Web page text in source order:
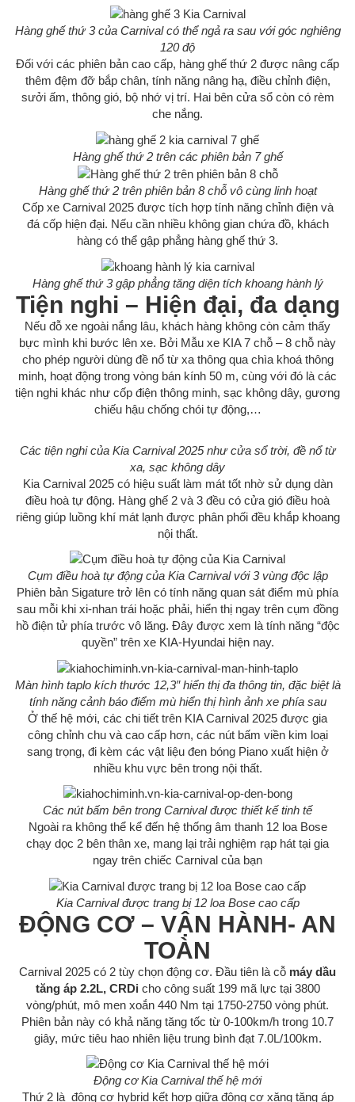
Hàng ghế thứ 3 của Carnival có thể ngả ra sau với góc nghiêng
120 độ
Đối với các phiên bản cao cấp, hàng ghế thứ 2 được nâng cấp
thêm đệm đỡ bắp chân, tính năng nâng hạ, điều chỉnh điện,
sưởi ấm, thông gió, bộ nhớ vị trí. Hai bên cửa sổ còn có rèm
che nắng.
Hàng ghế thứ 2 trên các phiên bản 7 ghế
Hàng ghế thứ 2 trên phiên bản 8 chỗ vô cùng linh hoạt
Cốp xe Carnival 2025 được tích hợp tính năng chỉnh điện và
đá cốp hiện đại. Nếu cần nhiều không gian chứa đồ, khách
hàng có thể gập phẳng hàng ghế thứ 3.
Hàng ghế thứ 3 gập phẳng tăng diện tích khoang hành lý
Tiện nghi – Hiện đại, đa dạng
Nếu đỗ xe ngoài nắng lâu, khách hàng không còn cảm thấy
bực mình khi bước lên xe. Bởi Mẫu xe KIA 7 chỗ – 8 chỗ này
cho phép người dùng đề nổ từ xa thông qua chìa khoá thông
minh, hoạt động trong vòng bán kính 50 m, cùng với đó là các
tiện nghi khác như cốp điện thông minh, sạc không dây, gương
chiếu hậu chống chói tự động,…
Các tiện nghi của Kia Carnival 2025 như cửa sổ trời, đề nổ từ
xa, sạc không dây
Kia Carnival 2025 có hiệu suất làm mát tốt nhờ sử dụng dàn
điều hoà tự động. Hàng ghế 2 và 3 đều có cửa gió điều hoà
riêng giúp luồng khí mát lạnh được phân phối đều khắp khoang
nội thất.
Cụm điều hoà tự động của Kia Carnival với 3 vùng độc lập
Phiên bản Sigature trở lên có tính năng quan sát điểm mù phía
sau mỗi khi xi-nhan trái hoặc phải, hiển thị ngay trên cụm đồng
hồ điện tử phía trước vô lăng. Đây được xem là tính năng “độc
quyền” trên xe KIA-Hyundai hiện nay.
Màn hình taplo kích thước 12,3″ hiển thị đa thông tin, đặc biệt là
tính năng cảnh báo điểm mù hiển thị hình ảnh xe phía sau
Ở thế hệ mới, các chi tiết trên KIA Carnival 2025 được gia
công chỉnh chu và cao cấp hơn, các nút bấm viền kim loại
sang trọng, đi kèm các vật liệu đen bóng Piano xuất hiện ở
nhiều khu vực bên trong nội thất.
Các nút bấm bên trong Carnival được thiết kế tinh tế
Ngoài ra không thể kể đến hệ thống âm thanh 12 loa Bose
chạy dọc 2 bên thân xe, mang lại trải nghiệm rạp hát tại gia
ngay trên chiếc Carnival của bạn
Kia Carnival được trang bị 12 loa Bose cao cấp
ĐỘNG CƠ – VẬN HÀNH- AN
TOÀN
Carnival 2025 có 2 tùy chọn động cơ. Đầu tiên là cỗ máy dầu
tăng áp 2.2L, CRDi cho công suất 199 mã lực tại 3800
vòng/phút, mô men xoắn 440 Nm tại 1750-2750 vòng phút.
Phiên bản này có khả năng tăng tốc từ 0-100km/h trong 10.7
giây, mức tiêu hao nhiên liệu trung bình đạt 7.0L/100km.
Động cơ Kia Carnival thế hệ mới
Thứ 2 là động cơ hybrid kết hợp giữa động cơ xăng tăng áp